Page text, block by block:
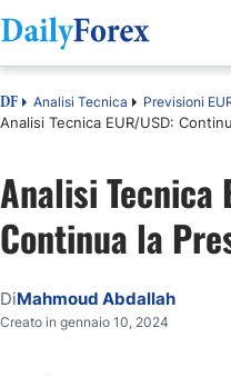
DF Analisi Tecnica Previsioni
Analisi Tecnica EUR/USD:
Analisi Tecnica
Continua la
DiMahmoud Abdallah
Creato in gennaio 10, 2024